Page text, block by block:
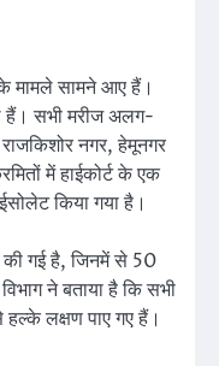
मामले सामने आए हैं।
हैं। सभी मरीज अलग-
नगर, हेमूनगर
में हाईकोर्ट के एक
किया गया है।
गई है, जिनमें से 50
ने बताया है कि सभी
हल्के लक्षण पाए गए हैं।